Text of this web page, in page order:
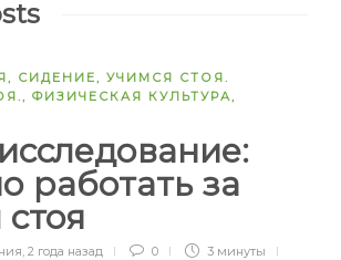
, СИДЕНИЕ, УЧИМСЯ СТОЯ.
, ФИЗИЧЕСКАЯ КУЛЬТУРА,
работать за
, 2 года назад 0 3 минуты